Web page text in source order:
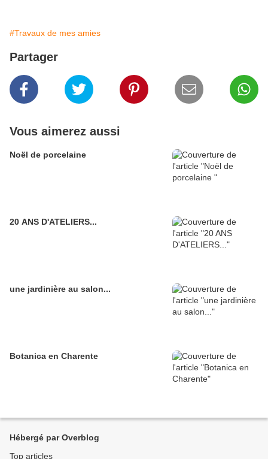
#Travaux de mes amies
Partager
Vous aimerez aussi
Noël de porcelaine
20 ANS D'ATELIERS...
une jardinière au salon...
Botanica en Charente
Hébergé par Overblog
Top articles